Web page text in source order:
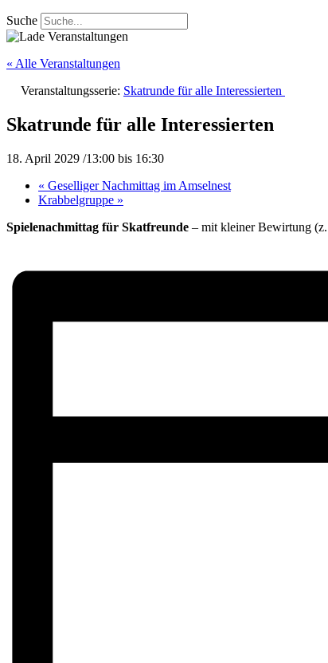
Suche
« Alle Veranstaltungen
Veranstaltungsserie: Skatrunde für alle Interessierten
Skatrunde für alle Interessierten
18. April 2029 /13:00 bis 16:30
« Geselliger Nachmittag im Amselnest
Krabbelgruppe »
Spielenachmittag für Skatfreunde – mit kleiner Bewirtung